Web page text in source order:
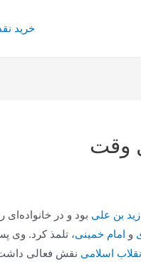
خرید
وقت
زید بن علی بود و در
و امام خمینی، تلمذ کرد. وی
اسلامی نقش فعالی داشت